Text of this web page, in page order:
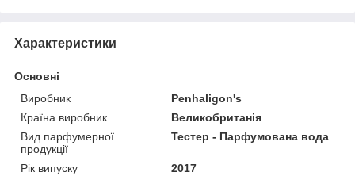
Характеристики
Основні
Виробник
Penhaligon's
Країна виробник
Великобританія
Вид парфумерної
продукції
Тестер - Парфумована вода
Рік випуску
2017